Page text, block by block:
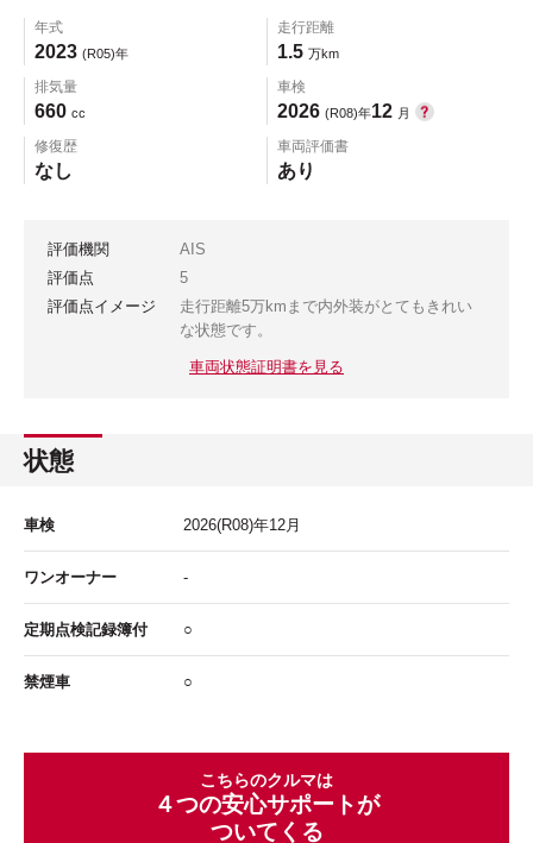
年式
2023 (R05)年
走行距離
1.5 万km
排気量
660 cc
車検
2026 (R08)年12 月
修復歴
なし
車両評価書
あり
評価機関
AIS
評価点
5
評価点イメージ
走行距離5万kmまで内外装がとてもきれい
な状態です。
車両状態証明書を見る
状態
車検 2026(R08)年12月
ワンオーナー -
定期点検記録簿付 ○
禁煙車 ○
こちらのクルマは
４つの安心サポートが
ついてくる